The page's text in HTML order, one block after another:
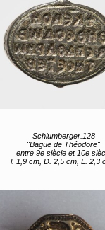
Schlumberger.128
"Bague de Théodore"
entre 9e siècle et 10e
l. 1,9 cm, D. 2,5 cm, L. 2,3